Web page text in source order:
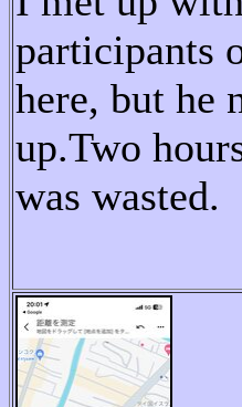
participants
here, but he
up.Two
was wasted.